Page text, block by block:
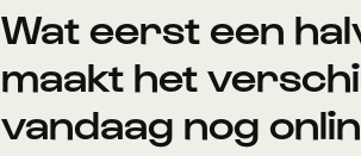
Wat eerst een
maakt het
vandaag nog